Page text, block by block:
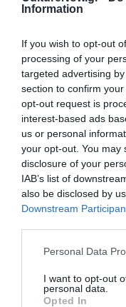
Information
If you wish to opt-out
processing of your
targeted advertising
section to confirm
opt-out request is
interest-based ads
us or personal
your opt-out. You may
disclosure of your
IAB’s list of
also be disclosed by
Downstream
Personal Data
I want to opt-out
personal data.
Opted In
Πληροφορίες: τηλ.
www.opanda.gr
Ακολουθήστε το
μάθετε πρώτοι όλες
Δείτε όλα τα
Πολιτισμό στο
Νέοι
Tags